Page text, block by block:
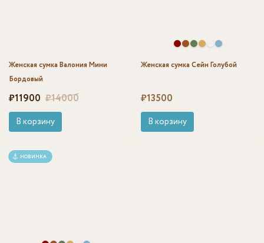
Женская сумка Валония Мини
Бордовый
₽14000
Первоначальная цена составляла ₽14000.
₽11900
Текущая цена: ₽11900.
В корзину
Женская сумка Сейн Голубой
₽13500
В корзину
НОВИНКА